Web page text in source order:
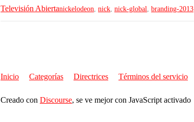
Televisión Abiertanickelodeon nick nick-global branding-2013
Inicio Categorías Directrices Términos del servicio
Creado con Discourse, se ve mejor con JavaScript activado